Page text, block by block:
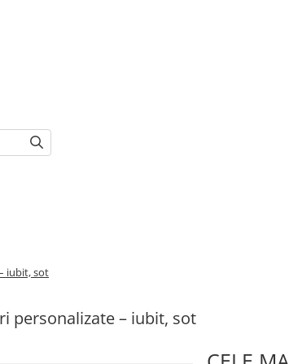
iubit, sot
personalizate – iubit, sot